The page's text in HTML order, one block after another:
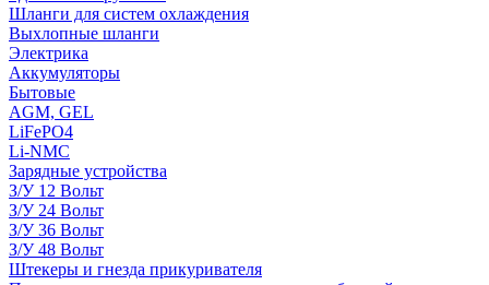
Шланги для систем охлаждения
Выхлопные шланги
Электрика
Аккумуляторы
Бытовые
AGM, GEL
LiFePO4
Li-NMC
Зарядные устройства
З/У 12 Вольт
З/У 24 Вольт
З/У 36 Вольт
З/У 48 Вольт
Штекеры и гнезда прикуривателя